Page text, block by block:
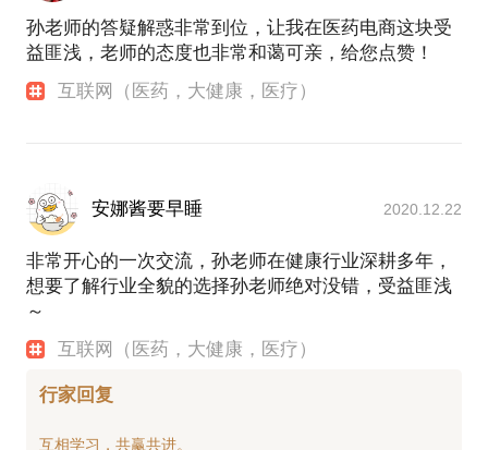
孙老师的答疑解惑非常到位，让我在医药电商这块受
益匪浅，老师的态度也非常和蔼可亲，给您点赞！
互联网（医药，大健康，医疗）
安娜酱要早睡 2020.12.22
非常开心的一次交流，孙老师在健康行业深耕多年，
想要了解行业全貌的选择孙老师绝对没错，受益匪浅
～
互联网（医药，大健康，医疗）
行家回复